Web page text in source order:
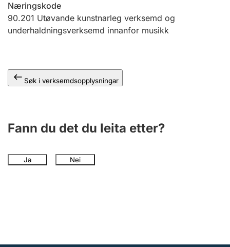
Andre tema
Næringskode
90.201 Utøvande kunstnarleg verksemd og
underhaldningsverksemd innanfor musikk
Søk i verksemdsopplysningar
Fann du det du leita etter?
Ja Nei